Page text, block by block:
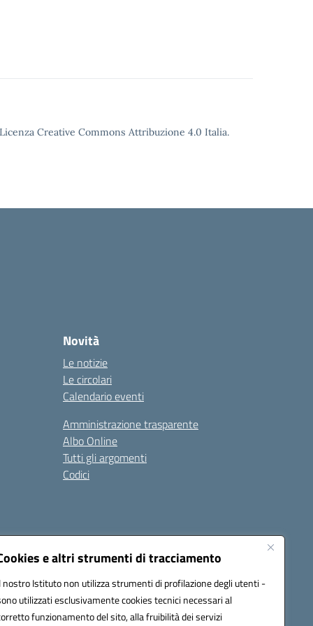
e altri strumenti di tracciamento
nostro Istituto non utilizza strumenti di profilazione degli utenti -
utilizzati esclusivamente cookies tecnici necessari al
funzionamento del sito, alla fruibilità dei servizi
Creative Commons Attribuzione 4.0 Italia.
Novità
Le notizie
Le circolari
Calendario eventi
Amministrazione trasparente
Albo Online
Tutti gli argomenti
Codici
Seguici su: